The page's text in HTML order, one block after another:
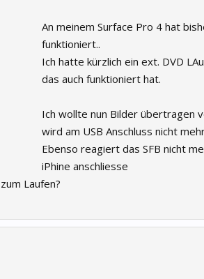
An meinem Surface Pro 4 hat
funktioniert..
Ich hatte kürzlich ein ext. DVD
das auch funktioniert hat.
Ich wollte nun Bilder übertragen
wird am USB Anschluss nicht
Ebenso reagiert das SFB nicht
iPhine anschliesse
Laufen?